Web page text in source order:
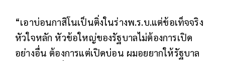
“เอาบ่อนกาสิโนเป็นติ่งในร่างพ.ร.บ.แต่ข้อเท็จจริง
หัวใจหลัก หัวข้อใหญ่ของรัฐบาลไม่ต้องการเปิด
อย่างอื่น ต้องการแต่เปิดบ่อน ผมอยยากให้รัฐบาล